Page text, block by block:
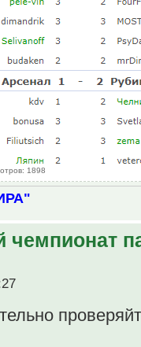
1898
чемпионат